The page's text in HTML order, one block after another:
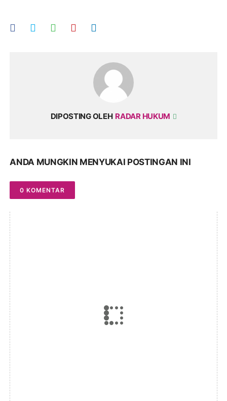
DIPOSTING OLEH RADAR HUKUM
ANDA MUNGKIN MENYUKAI POSTINGAN INI
0 KOMENTAR